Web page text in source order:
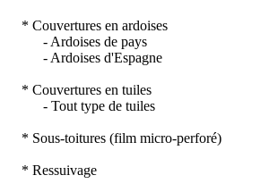
* Couvertures en ardoises
- Ardoises de pays
- Ardoises d'Espagne
* Couvertures en tuiles
- Tout type de tuiles
* Sous-toitures (film micro-perforé)
* Ressuivage